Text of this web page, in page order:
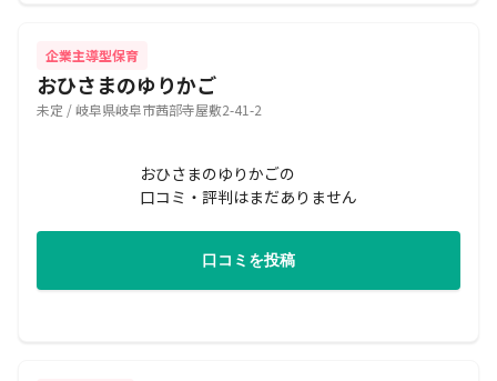
企業主導型保育
おひさまのゆりかご
未定 / 岐阜県岐阜市茜部寺屋敷2-41-2
おひさまのゆりかごの
口コミ・評判はまだありません
口コミを投稿